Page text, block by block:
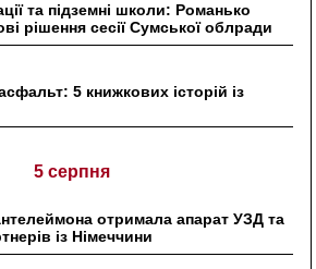
та підземні школи: Романько
рішення сесії Сумської облради
5 книжкових історій із
5 серпня
отримала апарат УЗД та
із Німеччини